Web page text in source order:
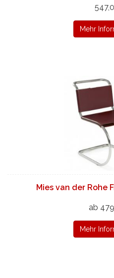
Mehr
Mies van der Rohe
ab
Mehr